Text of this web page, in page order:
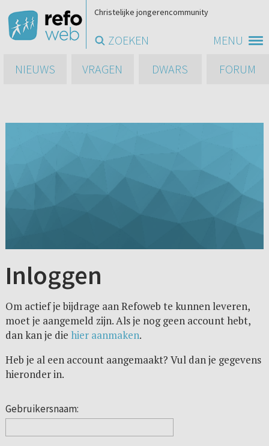
MENU
Christelijke jongerencommunity
ZOEKEN
NIEUWS
VRAGEN DWARS FORUM
Inloggen
Om actief je bijdrage aan Refoweb te kunnen leveren,
moet je aangemeld zijn. Als je nog geen account hebt,
dan kan je die hier aanmaken.
Heb je al een account aangemaakt? Vul dan je gegevens
hieronder in.
Gebruikersnaam: